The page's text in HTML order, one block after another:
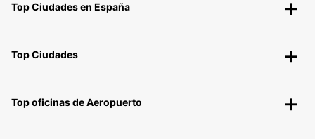
Top Ciudades en España
Top Ciudades
Top oficinas de Aeropuerto